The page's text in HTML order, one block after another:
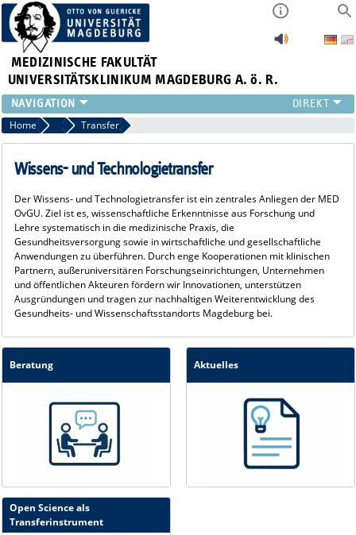
MEDIZINISCHE FAKULTÄT
UNIVERSITÄTSKLINIKUM MAGDEBURG A. ö. R.
INSTITUTE
KLINIKEN
ZENTRALE EINRICHTUNGEN
PRESSE
ÜBER UNS
INTERNATIONAL
INTRANET
Home ForschungTransfer
Wissens- und Technologietransfer
Der Wissens- und Technologietransfer ist ein zentrales Anliegen der MED
OvGU. Ziel ist es, wissenschaftliche Erkenntnisse aus Forschung und
Lehre systematisch in die medizinische Praxis, die
Gesundheitsversorgung sowie in wirtschaftliche und gesellschaftliche
Anwendungen zu überführen. Durch enge Kooperationen mit klinischen
Partnern, außeruniversitären Forschungseinrichtungen, Unternehmen
und öffentlichen Akteuren fördern wir Innovationen, unterstützen
Ausgründungen und tragen zur nachhaltigen Weiterentwicklung des
Gesundheits- und Wissenschaftsstandorts Magdeburg bei.
Beratung Aktuelles
Open Science als
Transferinstrument